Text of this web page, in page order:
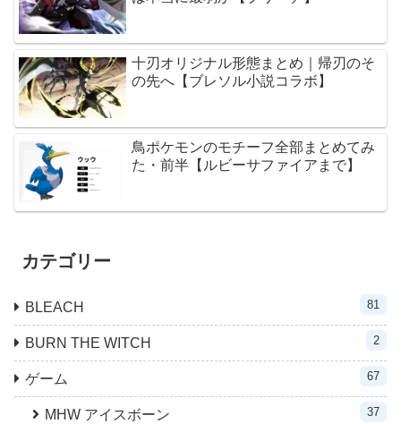
十刃オリジナル形態まとめ｜帰刃のそ
の先へ【ブレソル小説コラボ】
鳥ポケモンのモチーフ全部まとめてみ
た・前半【ルビーサファイアまで】
カテゴリー
BLEACH 81
BURN THE WITCH 2
ゲーム 67
MHW アイスボーン 37